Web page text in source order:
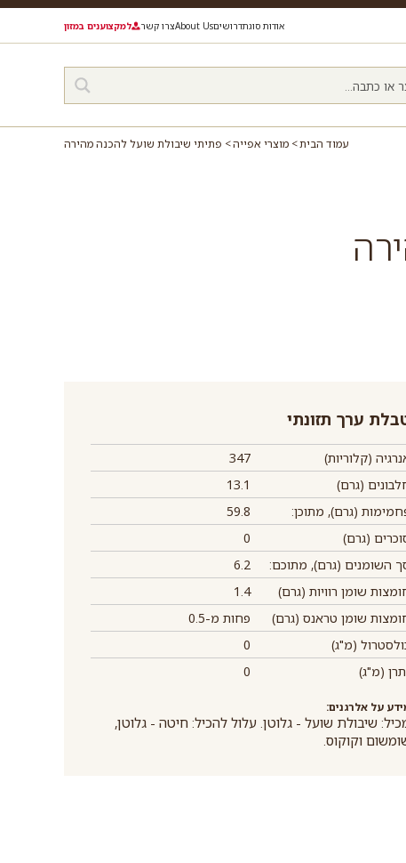
אודות סוגתדרושיםAbout Usצרו קשר למקצוענים במזון
עמוד הבית מוצרי אפייה פתיתי שיבולת שועל להכנה מהירה
ערך תזונתי
(קלוריות)
347
(גרם)
13.1
(גרם), מתוכן:
59.8
(גרם)
0
השומנים (גרם), מתוכם:
6.2
שומן רוויות (גרם)
1.4
שומן טראנס (גרם)
פחות מ-0.5
(מ"ג)
0
(מ"ג)
0
על אלרגנים:
שיבולת שועל - גלוטן. עלול להכיל: חיטה - גלוטן,
וקוקוס.